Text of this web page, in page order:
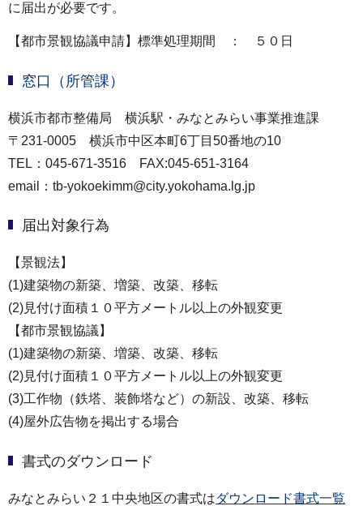
に届出が必要です。
【都市景観協議申請】標準処理期間 ： ５０日
窓口（所管課）
横浜市都市整備局 横浜駅・みなとみらい事業推進課
〒231-0005 横浜市中区本町6丁目50番地の10
TEL：045-671-3516 FAX:045-651-3164
email：tb-yokoekimm@city.yokohama.lg.jp
届出対象行為
【景観法】
(1)建築物の新築、増築、改築、移転
(2)見付け面積１０平方メートル以上の外観変更
【都市景観協議】
(1)建築物の新築、増築、改築、移転
(2)見付け面積１０平方メートル以上の外観変更
(3)工作物（鉄塔、装飾塔など）の新設、改築、移転
(4)屋外広告物を掲出する場合
書式のダウンロード
みなとみらい２１中央地区の書式はダウンロード書式一覧